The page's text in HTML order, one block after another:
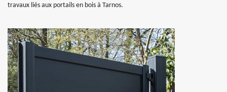
travaux liés aux portails en bois à Tarnos.